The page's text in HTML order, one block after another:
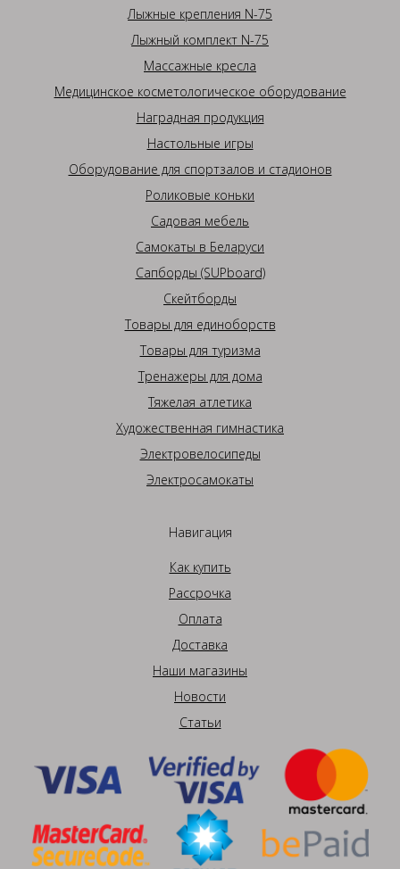
Лыжные крепления N-75
Лыжный комплект N-75
Массажные кресла
Медицинское косметологическое оборудование
Наградная продукция
Настольные игры
Оборудование для спортзалов и стадионов
Роликовые коньки
Садовая мебель
Самокаты в Беларуси
Сапборды (SUPboard)
Скейтборды
Товары для единоборств
Товары для туризма
Тренажеры для дома
Тяжелая атлетика
Художественная гимнастика
Электровелосипеды
Электросамокаты
Навигация
Как купить
Рассрочка
Оплата
Доставка
Наши магазины
Новости
Статьи